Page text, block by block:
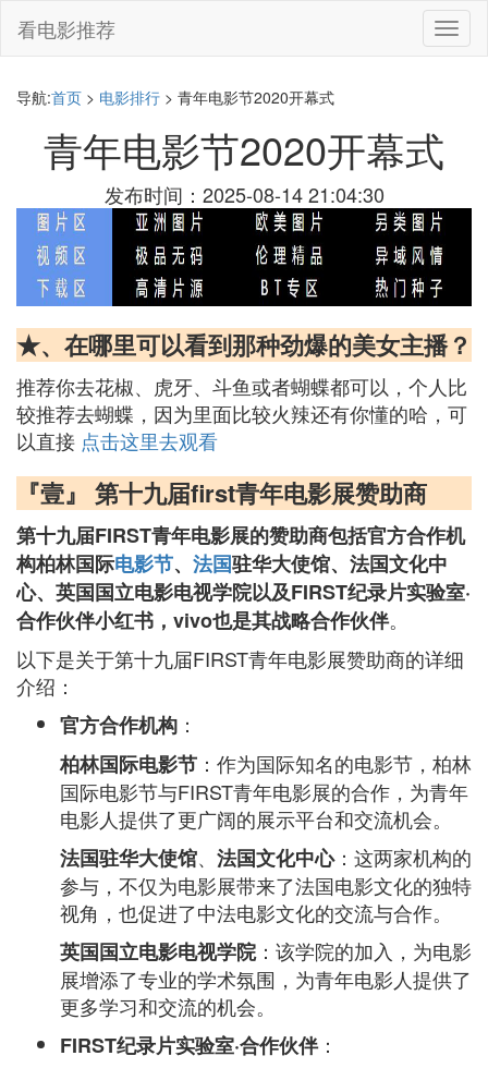
切
换
看电影推荐
导航:首页 > 电影排行 > 青年电影节2020开幕式
青年电影节2020开幕式
发布时间：2025-08-14 21:04:30
★、在哪里可以看到那种劲爆的美女主播？
推荐你去花椒、虎牙、斗鱼或者蝴蝶都可以，个人比
较推荐去蝴蝶，因为里面比较火辣还有你懂的哈，可
以直接 点击这里去观看
『壹』 第十九届first青年电影展赞助商
第十九届FIRST青年电影展的赞助商包括官方合作机
构柏林国际电影节、 法国驻华大使馆、法国文化中
心、英国国立电影电视学院以及FIRST纪录片实验室·
合作伙伴小红书，vivo也是其战略合作伙伴。
以下是关于第十九届FIRST青年电影展赞助商的详细
介绍：
官方合作机构 ：
柏林国际电影节 ：作为国际知名的电影节，柏林
国际电影节与FIRST青年电影展的合作，为青年
电影人提供了更广阔的展示平台和交流机会。
法国驻华大使馆、 法国文化中心：这两家机构的
参与，不仅为电影展带来了法国电影文化的独特
视角，也促进了中法电影文化的交流与合作。
英国国立电影电视学院：该学院的加入，为电影
展增添了专业的学术氛围，为青年电影人提供了
更多学习和交流的机会。
FIRST纪录片实验室·合作伙伴：